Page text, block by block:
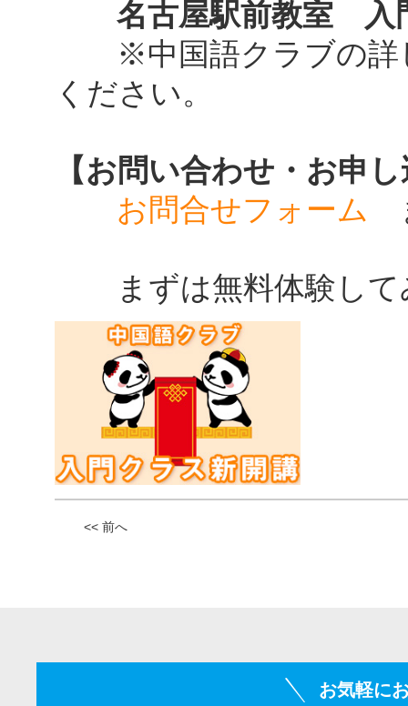
名古屋駅前教室 入
※中国語クラブの詳
ください。
【お問い合わせ・お申
お問合せフォーム
まずは無料体験して
<< 前へ
お気軽に